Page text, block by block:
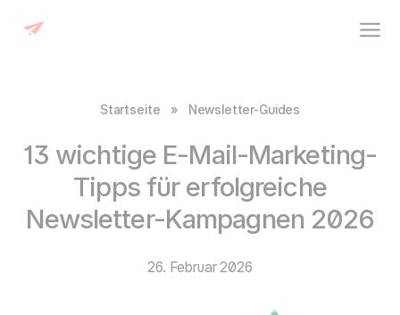
Startseite » Newsletter-Guides
13 wichtige E-Mail-Marketing-
Tipps für erfolgreiche
Newsletter-Kampagnen 2026
26. Februar 2026